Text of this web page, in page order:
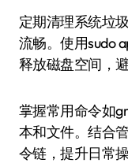
定期清理系统垃
流畅。使用sudo
释放磁盘空间，
掌握常用命令如
本和文件。结合
令链，提升日常操